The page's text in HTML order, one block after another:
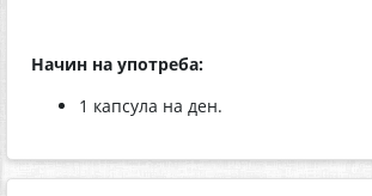
Начин на употреба:
1 капсула на ден.